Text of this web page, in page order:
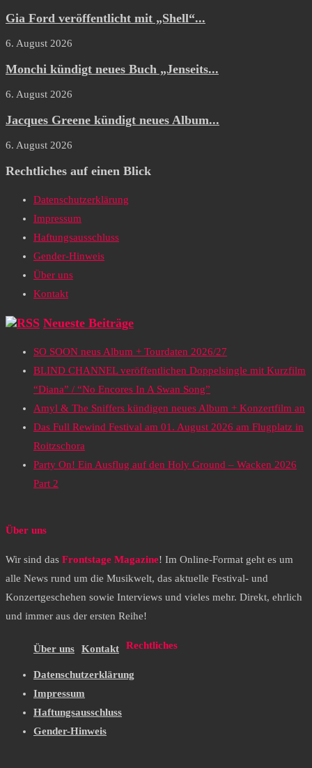
Gia Ford veröffentlicht mit „Shell“...
6. August 2026
Monchi kündigt neues Buch „Jenseits...
6. August 2026
Jacques Greene kündigt neues Album...
6. August 2026
Rechtliches auf einen Blick
Datenschutzerklärung
Impressum
Haftungsausschluss
Gender-Hinweis
Über uns
Kontakt
Neueste Beiträge
SO SOON neus Album + Tourdaten 2026/27
BLIND CHANNEL veröffentlichen Doppelsingle mit Kurzfilm
“Diana” / “No Encores In A Swan Song”
Amyl & The Sniffers kündigen neues Album + Konzertfilm an
Das Full Rewind Festival am 01. August 2026 am Flugplatz in
Roitzschora
Party On! Ein Ausflug auf den Holy Ground – Wacken 2026
Part 2
Über uns
Wir sind das Frontstage Magazine! Im Online-Format geht es um
alle News rund um die Musikwelt, das aktuelle Festival- und
Konzertgeschehen sowie Interviews und vieles mehr. Direkt, ehrlich
und immer aus der ersten Reihe!
Über uns Kontakt Rechtliches
Datenschutzerklärung
Impressum
Haftungsausschluss
Gender-Hinweis